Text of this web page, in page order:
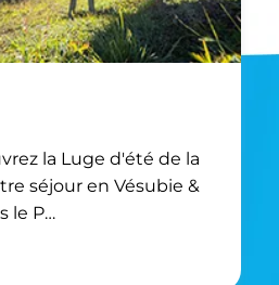
la Luge d'été de la
séjour en Vésubie &
le P…